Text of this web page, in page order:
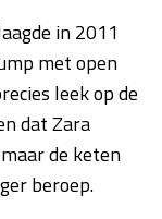
in 2011
met open
leek op de
dat Zara
de keten
beroep.